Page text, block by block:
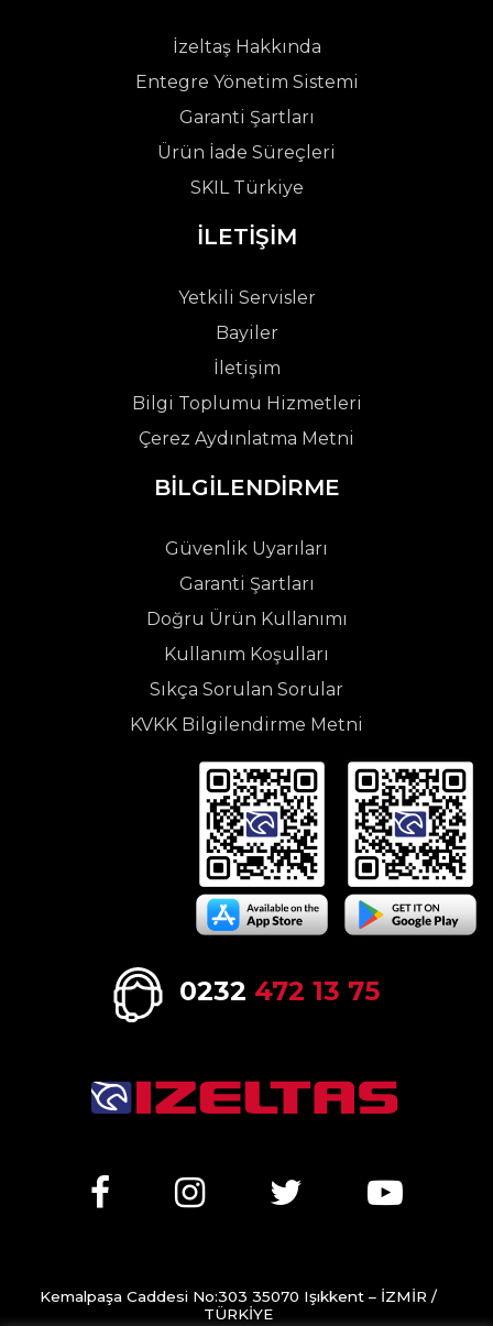
İzeltaş Hakkında
Entegre Yönetim Sistemi
Garanti Şartları
Ürün İade Süreçleri
SKIL Türkiye
İLETİŞİM
Yetkili Servisler
Bayiler
İletişim
Bilgi Toplumu Hizmetleri
Çerez Aydınlatma Metni
BİLGİLENDİRME
Güvenlik Uyarıları
Garanti Şartları
Doğru Ürün Kullanımı
Kullanım Koşulları
Sıkça Sorulan Sorular
KVKK Bilgilendirme Metni
0232 472 13 75
Kemalpaşa Caddesi No:303 35070 Işıkkent – İZMİR /
TÜRKİYE